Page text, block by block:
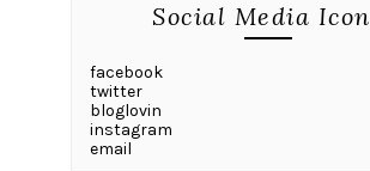
Social Media
facebook
twitter
bloglovin
instagram
email